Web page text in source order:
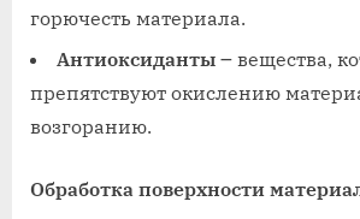
горючесть материала.
Антиоксиданты ౼ вещества,
препятствуют окислению
возгоранию.
Обработка поверхности